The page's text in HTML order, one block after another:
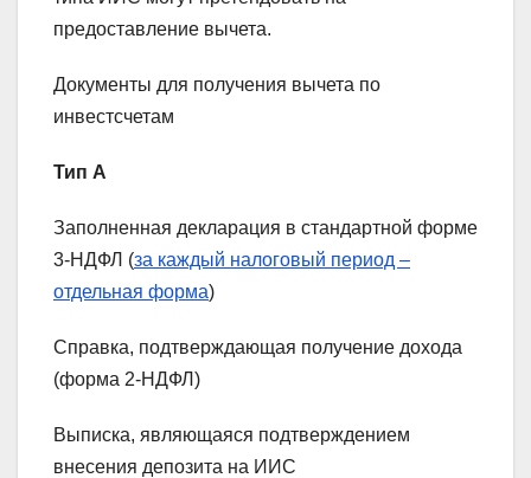
предоставление вычета.
Документы для получения вычета по
инвестсчетам
Тип А
Заполненная декларация в стандартной форме
3-НДФЛ (за каждый налоговый период –
отдельная форма)
Справка, подтверждающая получение дохода
(форма 2-НДФЛ)
Выписка, являющаяся подтверждением
внесения депозита на ИИС